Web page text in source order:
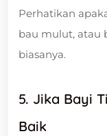
Perhatikan
bau mulut, atau
biasanya.
5. Jika Bayi
Baik